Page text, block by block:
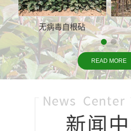
无病毒自根砧
READ MORE